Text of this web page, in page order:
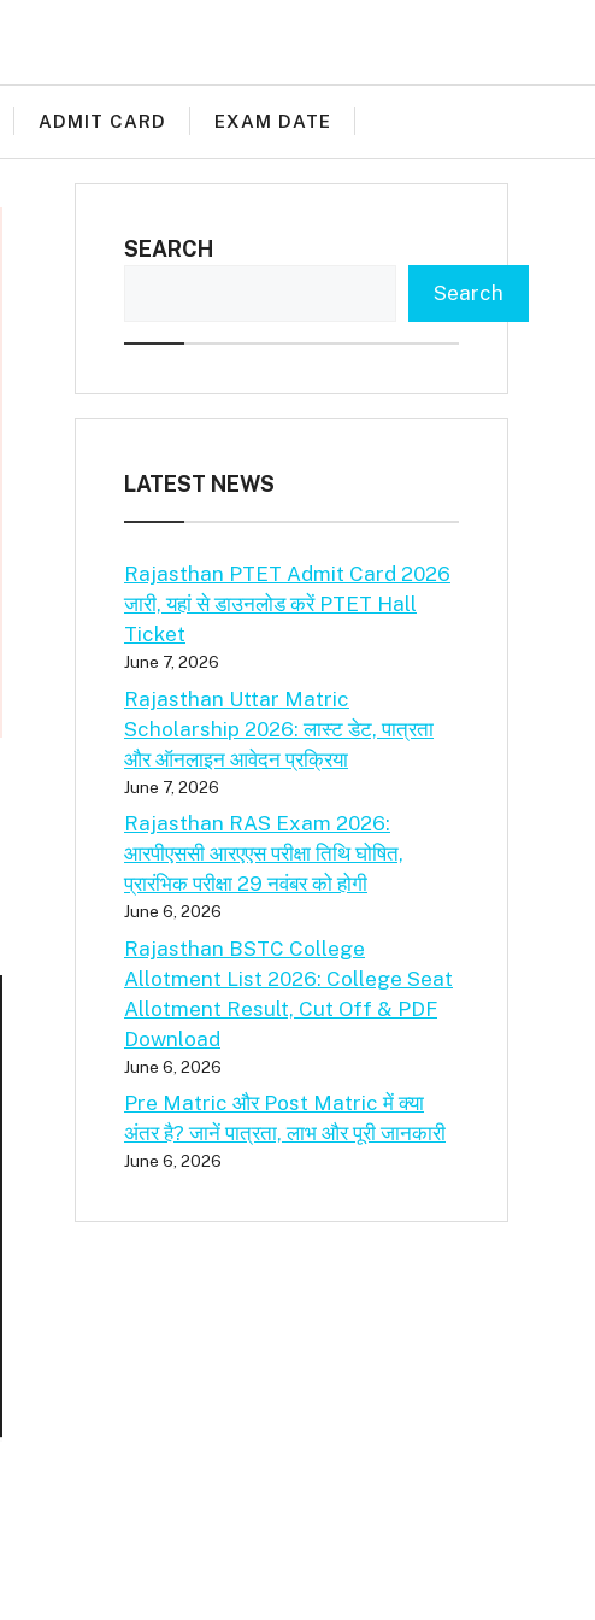
ADMIT CARD EXAM DATE
SEARCH
Search
LATEST NEWS
Rajasthan PTET Admit Card 2026
जारी, यहां से डाउनलोड करें PTET Hall
Ticket
June 7, 2026
Rajasthan Uttar Matric
Scholarship 2026: लास्ट डेट, पात्रता
और ऑनलाइन आवेदन प्रक्रिया
June 7, 2026
Rajasthan RAS Exam 2026:
आरपीएससी आरएएस परीक्षा तिथि घोषित,
प्रारंभिक परीक्षा 29 नवंबर को होगी
June 6, 2026
Rajasthan BSTC College
Allotment List 2026: College Seat
Allotment Result, Cut Off & PDF
Download
June 6, 2026
Pre Matric और Post Matric में क्या
अंतर है? जानें पात्रता, लाभ और पूरी जानकारी
June 6, 2026